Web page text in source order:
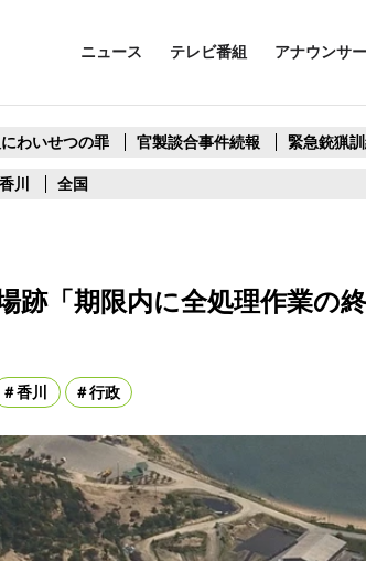
ニュース テレビ番組 アナウンサー
わいせつの罪 官製談合事件続報 緊急銃猟
香川 全国
跡「期限内に全処理作業の
香川 行政